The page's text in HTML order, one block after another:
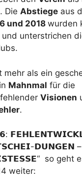
. Die Abstiege aus
und 2018wurden
unterstrichen
mehr als ein
Mahnmal für die
fehlender Visionen
.
𝗗𝗨𝗡𝗚𝗘𝗡
so geht